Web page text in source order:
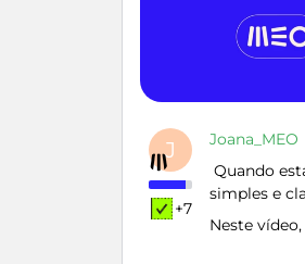
J
+7
Joana_MEO
Quando
simples e
Neste